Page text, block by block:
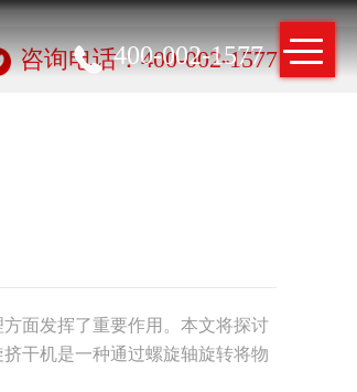
400-002-1577
咨询电话：400-002-1577
面发挥了重要作用。本文将探讨
干机是一种通过螺旋轴旋转将物